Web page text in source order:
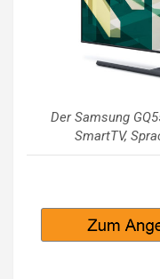
Der Samsung
SmartTV,